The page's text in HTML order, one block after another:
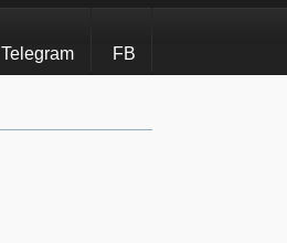
Telegram FB